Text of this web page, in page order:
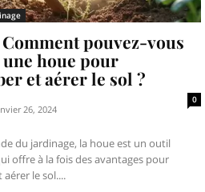
pouvez-vous
houe pour
et aérer le sol ?
26, 2024
0
du jardinage, la houe est un outil
offre à la fois des avantages pour
le sol....